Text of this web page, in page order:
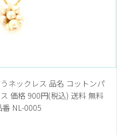
ネックレス 品名 コットンパ
価格 900円(税込) 送料 無料
NL-0005